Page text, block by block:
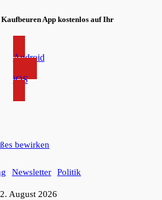
App kostenlos auf Ihr
Android
iOS
Newsletter Politik
2. August 2026